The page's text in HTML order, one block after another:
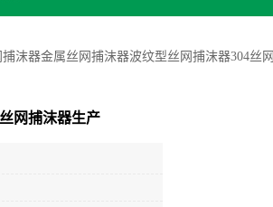
沫器金属丝网捕沫器波纹型丝网捕沫器304丝
网捕沫器生产